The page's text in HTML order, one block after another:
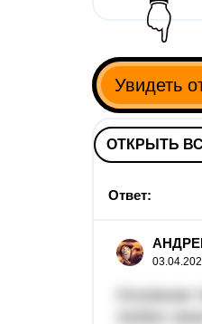
👇
Увидеть
ОТКРЫТЬ
Ответ:
Основная